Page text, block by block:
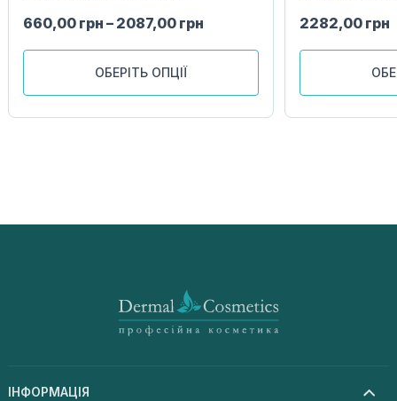
660,00 грн – 2087,00 грн
ОБЕРІТЬ ОПЦІЇ
2282,00 грн
ІНФОРМАЦІЯ